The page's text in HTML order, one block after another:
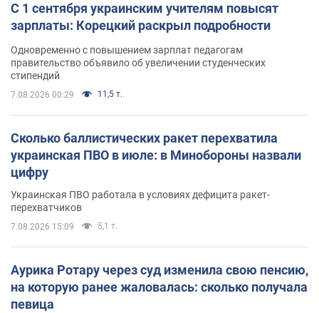
С 1 сентября украинским учителям повысят
зарплаты: Корецкий раскрыл подробности
Одновременно с повышением зарплат педагогам
правительство объявило об увеличении студенческих
стипендий
7.08.2026 00:29 11,5 т.
Сколько баллистических ракет перехватила
украинская ПВО в июле: в Минобороны назвали
цифру
Украинская ПВО работала в условиях дефицита ракет-
перехватчиков
7.08.2026 15:09 5,1 т.
Аурика Ротару через суд изменила свою пенсию,
на которую ранее жаловалась: сколько получала
певица